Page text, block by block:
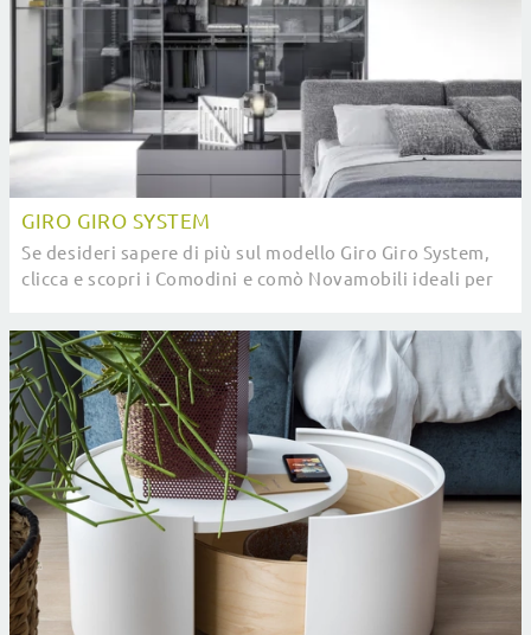
GIRO GIRO SYSTEM
Se desideri sapere di più sul modello Giro Giro System,
clicca e scopri i Comodini e comò Novamobili ideali per